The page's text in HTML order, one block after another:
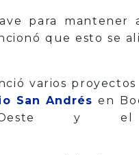
para mantener
que esto se
varios
San Andrés en
y el